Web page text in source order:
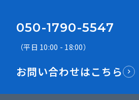
050-1790-5547
（平日 10:00 - 18:00）
お問い合わせはこちら